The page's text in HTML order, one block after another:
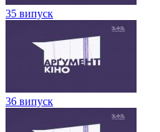
35 випуск
36 випуск